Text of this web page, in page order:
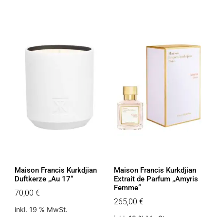
Maison Francis Kurkdjian
Duftkerze „Au 17“
70,00 €
inkl. 19 % MwSt.
Maison Francis Kurkdjian
Extrait de Parfum „Amyris
Femme“
265,00 €